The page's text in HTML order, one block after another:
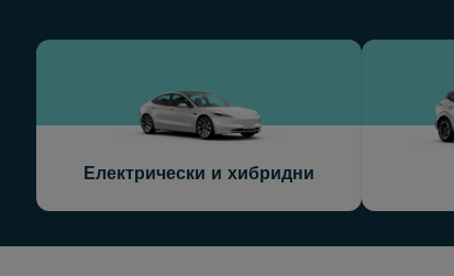
Електрически и хибридни